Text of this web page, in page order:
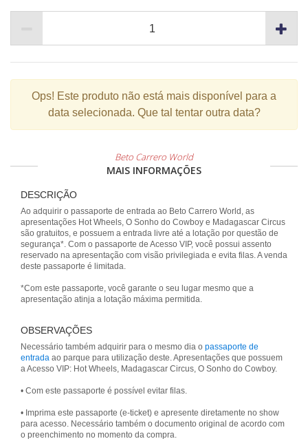
Ops! Este produto não está mais disponível para a
data selecionada. Que tal tentar outra data?
Beto Carrero World
MAIS INFORMAÇÕES
DESCRIÇÃO
Ao adquirir o passaporte de entrada ao Beto Carrero World, as
apresentações Hot Wheels, O Sonho do Cowboy e Madagascar Circus
são gratuitos, e possuem a entrada livre até a lotação por questão de
segurança*. Com o passaporte de Acesso VIP, você possui assento
reservado na apresentação com visão privilegiada e evita filas. A venda
deste passaporte é limitada.
*Com este passaporte, você garante o seu lugar mesmo que a
apresentação atinja a lotação máxima permitida.
OBSERVAÇÕES
Necessário também adquirir para o mesmo dia o passaporte de
entrada ao parque para utilização deste. Apresentações que possuem
a Acesso VIP: Hot Wheels, Madagascar Circus, O Sonho do Cowboy.
• Com este passaporte é possível evitar filas.
• Imprima este passaporte (e-ticket) e apresente diretamente no show
para acesso. Necessário também o documento original de acordo com
o preenchimento no momento da compra.